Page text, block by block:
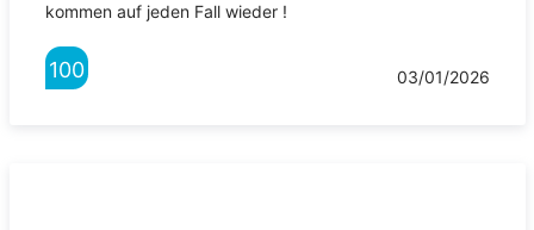
kommen auf jeden Fall wieder !
100 03/01/2026